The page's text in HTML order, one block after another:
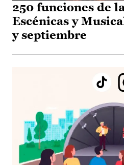
250 funciones de
Escénicas y
y septiembre